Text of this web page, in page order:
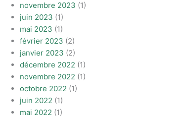
novembre 2023 (1)
juin 2023 (1)
mai 2023 (1)
février 2023 (2)
janvier 2023 (2)
décembre 2022 (1)
novembre 2022 (1)
octobre 2022 (1)
juin 2022 (1)
mai 2022 (1)